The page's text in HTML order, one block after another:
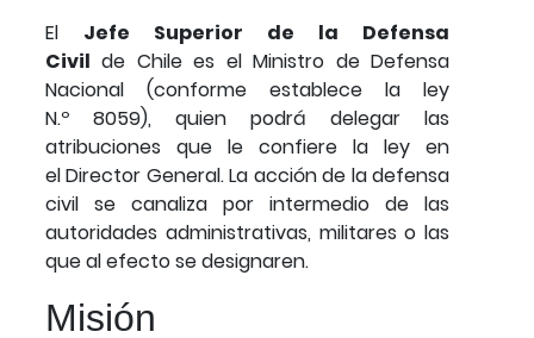
El Jefe Superior de la Defensa
Civil de Chile es el Ministro de Defensa
Nacional (conforme establece la ley
N.º 8059), quien podrá delegar las
atribuciones que le confiere la ley en
el Director General. La acción de la defensa
civil se canaliza por intermedio de las
autoridades administrativas, militares o las
que al efecto se designaren.
Misión